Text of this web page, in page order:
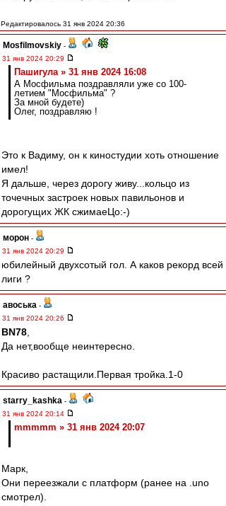
Редактировалось 31 янв 2024 20:36
Mosfilmovskiy -
31 янв 2024 20:29
Пашигула » 31 янв 2024 16:08
А Мосфильма поздравляли уже со 100-
летием "Мосфильма" ?
За мной будете)
Олег, поздравляю !
Это к Вадиму, он к киностудии хоть отношение
имел!
Я дальше, через дорогу живу...кольцо из
точечных застроек новых павильонов и
дорогущих ЖК сжимаеЦо:-)
морон -
31 янв 2024 20:29
юбилейный двухсотый гол. А каков рекорд всей
лиги ?
авоська -
31 янв 2024 20:26
BN78
Да нет,вообще неинтересно.
Красиво растащили.Первая тройка.1-0
starry_kashka -
31 янв 2024 20:14
mmmmm » 31 янв 2024 20:07
Марк,
Они переезжали с платформ (ранее на .uno
смотрел).